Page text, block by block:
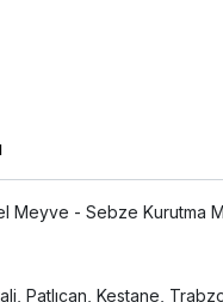
Meyve - Sebze
Patlıcan, Kestane,